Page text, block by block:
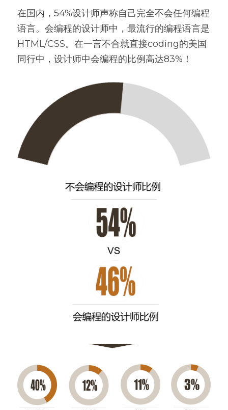
在国内，54%设计师声称自己完全不会任何编程
语言。会编程的设计师中，最流行的编程语言是
HTML/CSS。在一言不合就直接coding的美国
同行中，设计师中会编程的比例高达83%！